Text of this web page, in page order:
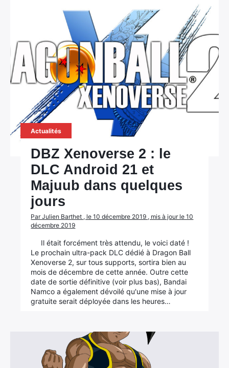
Actualités
DBZ Xenoverse 2 : le
DLC Android 21 et
Majuub dans quelques
jours
Par Julien Barthet , le 10 décembre 2019 , mis à jour le 10
décembre 2019
Il était forcément très attendu, le voici daté !
Le prochain ultra-pack DLC dédié à Dragon Ball
Xenoverse 2, sur tous supports, sortira bien au
mois de décembre de cette année. Outre cette
date de sortie définitive (voir plus bas), Bandai
Namco a également dévoilé qu'une mise à jour
gratuite serait déployée dans les heures…